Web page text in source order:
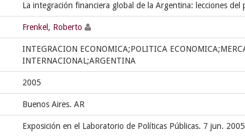
La integración financiera global de la Argentina: lecciones
Frenkel, Roberto
INTEGRACION ECONOMICA;POLITICA
INTERNACIONAL;ARGENTINA
2005
Buenos Aires. AR
Exposición en el Laboratorio de Políticas Públicas. 7 jun. 2005